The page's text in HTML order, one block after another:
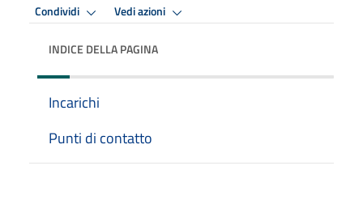
Condividi Vedi azioni
INDICE DELLA PAGINA
Incarichi
Punti di contatto